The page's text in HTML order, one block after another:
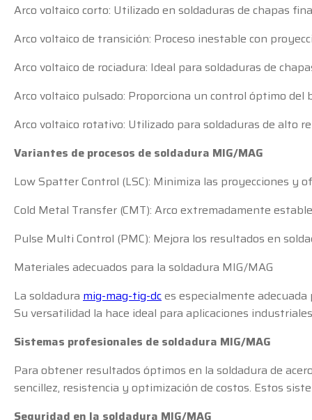
Arco voltaico corto: Utilizado en soldaduras de chapas
Arco voltaico de transición: Proceso inestable con
Arco voltaico de rociadura: Ideal para soldaduras de
Arco voltaico pulsado: Proporciona un control óptimo del
Arco voltaico rotativo: Utilizado para soldaduras de alto
Variantes de procesos de soldadura MIG/MAG
Low Spatter Control (LSC): Minimiza las proyecciones y
Cold Metal Transfer (CMT): Arco extremadamente
Pulse Multi Control (PMC): Mejora los resultados en
Materiales adecuados para la soldadura MIG/MAG
La soldadura mig-mag-tig-dces especialmente
Su versatilidad la hace ideal para aplicaciones
Sistemas profesionales de soldadura MIG/MAG
Para obtener resultados óptimos en la soldadura de
sencillez, resistencia y optimización de costos. Estos
Seguridad en la soldadura MIG/MAG